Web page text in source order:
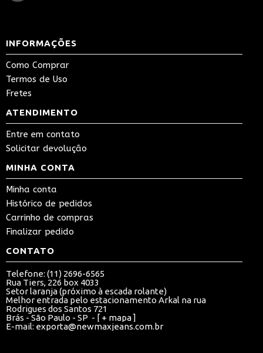
INFORMAÇÕES
Como Comprar
Termos de Uso
Fretes
ATENDIMENTO
Entre em contato
Solicitar devolução
MINHA CONTA
Minha conta
Histórico de pedidos
Carrinho de compras
Finalizar pedido
CONTATO
Telefone: (11) 2696-6565
Rua Tiers, 226 box 4033
Setor laranja (próximo à escada rolante)
Melhor entrada pelo estacionamento Arkal na rua
Rodrigues dos Santos 721
Brás - São Paulo - SP - [+ mapa]
E-mail: exporta@newmaxjeans.com.br